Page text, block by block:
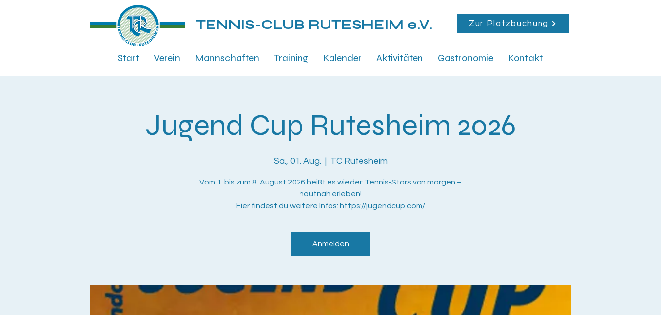
TENNIS-CLUB RUTESHEIM e.V. Zur Platzbuchung
Start Verein Mannschaften Training Kalender Aktivitäten Gastronomie Kontakt
Jugend Cup Rutesheim 2026
Sa., 01. Aug.
  |
TC Rutesheim
Vom 1. bis zum 8. August 2026 heißt es wieder: Tennis-Stars von morgen –
hautnah erleben!
Hier findest du weitere Infos: https://jugendcup.com/
Anmelden